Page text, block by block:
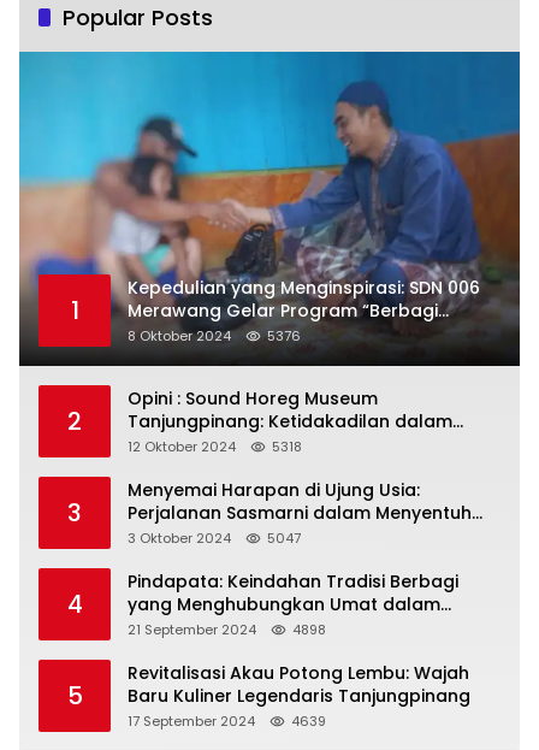
Popular Posts
1
Kepedulian yang Menginspirasi: SDN 006
Merawang Gelar Program “Berbagi
Segenggam Beras”
8 Oktober 2024 5376
2
Opini : Sound Horeg Museum
Tanjungpinang: Ketidakadilan dalam
Representasi
12 Oktober 2024 5318
3
Menyemai Harapan di Ujung Usia:
Perjalanan Sasmarni dalam Menyentuh
Hati dan Jiwa
3 Oktober 2024 5047
4
Pindapata: Keindahan Tradisi Berbagi
yang Menghubungkan Umat dalam
Spiritualitas dan Kebersamaan dalam
21 September 2024 4898
5
Revitalisasi Akau Potong Lembu: Wajah
Baru Kuliner Legendaris Tanjungpinang
17 September 2024 4639